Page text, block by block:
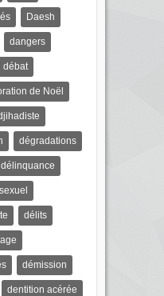
Daesh
dangers
débat
de Noël
dégradations
délinquance
délits
démission
dentition acérée